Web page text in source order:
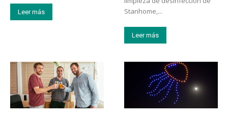
Leer más
Stanhome,...
Leer más